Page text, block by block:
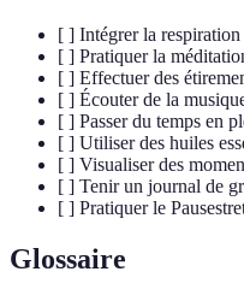
[ ] Intégrer la
[ ] Pratiquer la
[ ] Effectuer des
[ ] Écouter de la
[ ] Passer du temps en
[ ] Utiliser des huiles
[ ] Visualiser des
[ ] Tenir un journal de
[ ] Pratiquer le
Glossaire